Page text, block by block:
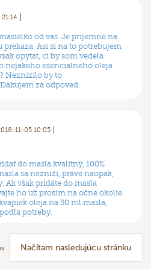
od vas. Je prijemne na
Asi si na to potrebujem
opytat, ci by som vedela
nejakeho esencialneho oleja
Neznizilo by to
za odpoved.
11-05 10:05
do masla kvalitný, 100%
sa nezníži, práve naopak,
Ak však pridáte do masla
ho už prosím na očné okolie.
oleja na 50 ml masla,
potreby.
Načítam nasledujúcu stránku